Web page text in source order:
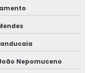
Nepomuceno